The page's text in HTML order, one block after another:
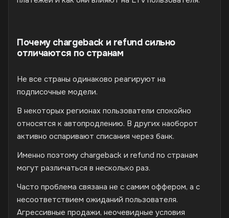
Почему chargeback и refund сильно
отличаются по странам
Не все страны одинаково реагируют на
подписочные модели.
В некоторых регионах пользователи спокойно
относятся к автопродлению. В других наоборот
активно оспаривают списания через банк.
Именно поэтому chargeback и refund по странам
могут различаться в несколько раз.
Часто проблема связана не с самим оффером, а с
несоответствием ожиданий пользователя.
Агрессивные продажи, неочевидные условия